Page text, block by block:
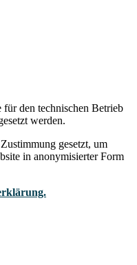
den technischen Betrieb
werden.
gesetzt, um
in anonymisierter Form